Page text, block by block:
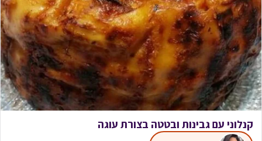
קנלוני עם גבינות ובטטה בצורת עוגה